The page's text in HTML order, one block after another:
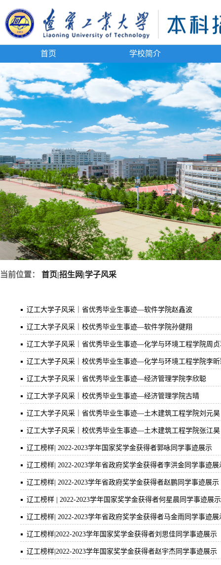
首页 学校简介
当前位置： 首页|招生网|学子风采
辽工大学子风采｜省优秀毕业生事迹—软件学院赵鑫波
辽工大学子风采｜校优秀毕业生事迹—软件学院孙健翔
辽工大学子风采｜省优秀毕业生事迹—化学与环境工程学院周
辽工大学子风采｜校优秀毕业生事迹—化学与环境工程学院李
辽工大学子风采｜省优秀毕业生事迹—经济管理学院李欣聪
辽工大学子风采｜校优秀毕业生事迹—经济管理学院古晴
辽工大学子风采｜省优秀毕业生事迹—土木建筑工程学院刘元昊
辽工大学子风采｜校优秀毕业生事迹—土木建筑工程学院张江昊
辽工榜样| 2022-2023学年国家奖学金获得者郭咏同学事迹展示
辽工榜样| 2022-2023学年省政府奖学金获得者李洪金同学事迹展
辽工榜样| 2022-2023学年省政府奖学金获得者赵鹏同学事迹展示
辽工榜样 | 2022-2023学年国家奖学金获得者何星晨同学事迹展示
辽工榜样| 2022-2023学年省政府奖学金获得者马金雨同学事迹展
辽工榜样|2022-2023学年国家奖学金获得者刘思佳同学事迹展示
辽工榜样|2022-2023学年国家奖学金获得者赵宇杰同学事迹展示